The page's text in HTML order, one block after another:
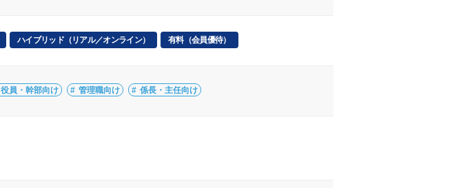
ハイブリッド（リアル／オンライン） 有料（会員優待）
役員・幹部向け 管理職向け 係長・主任向け